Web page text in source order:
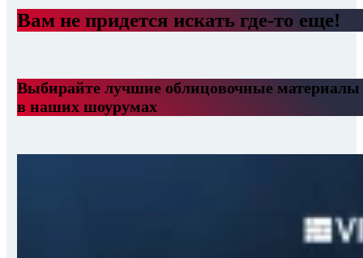
Вам не придется искать где-то еще!
Выбирайте лучшие облицовочные материалы
в наших шоурумах